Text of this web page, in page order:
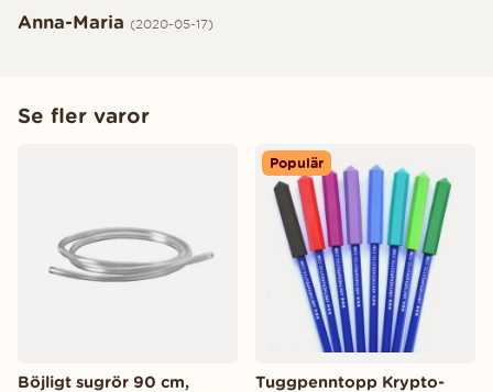
Anna-Maria (2020-05-17)
Se fler varor
Böjligt sugrör 90 cm,
Populär
Tuggpenntopp Krypto-